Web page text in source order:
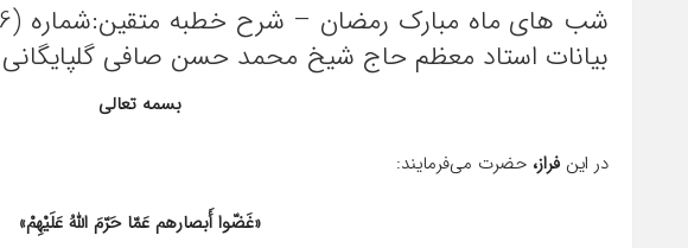
بیانات استاد معظم حاج شیخ محمد حسن صافی گلپایگانی
بسمه تعالی
در این فراز، حضرت می‌فرمایند:
«غَضّوا أَبصارهم عَمّا حَرّمَ اللّهُ عَلَیْهِمْ»